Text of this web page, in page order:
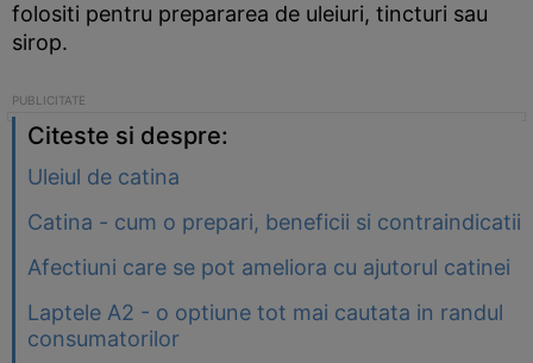
folositi pentru prepararea de uleiuri, tincturi sau
sirop.
Citeste si despre:
Uleiul de catina
Catina - cum o prepari, beneficii si contraindicatii
Afectiuni care se pot ameliora cu ajutorul catinei
Laptele A2 - o optiune tot mai cautata in randul
consumatorilor